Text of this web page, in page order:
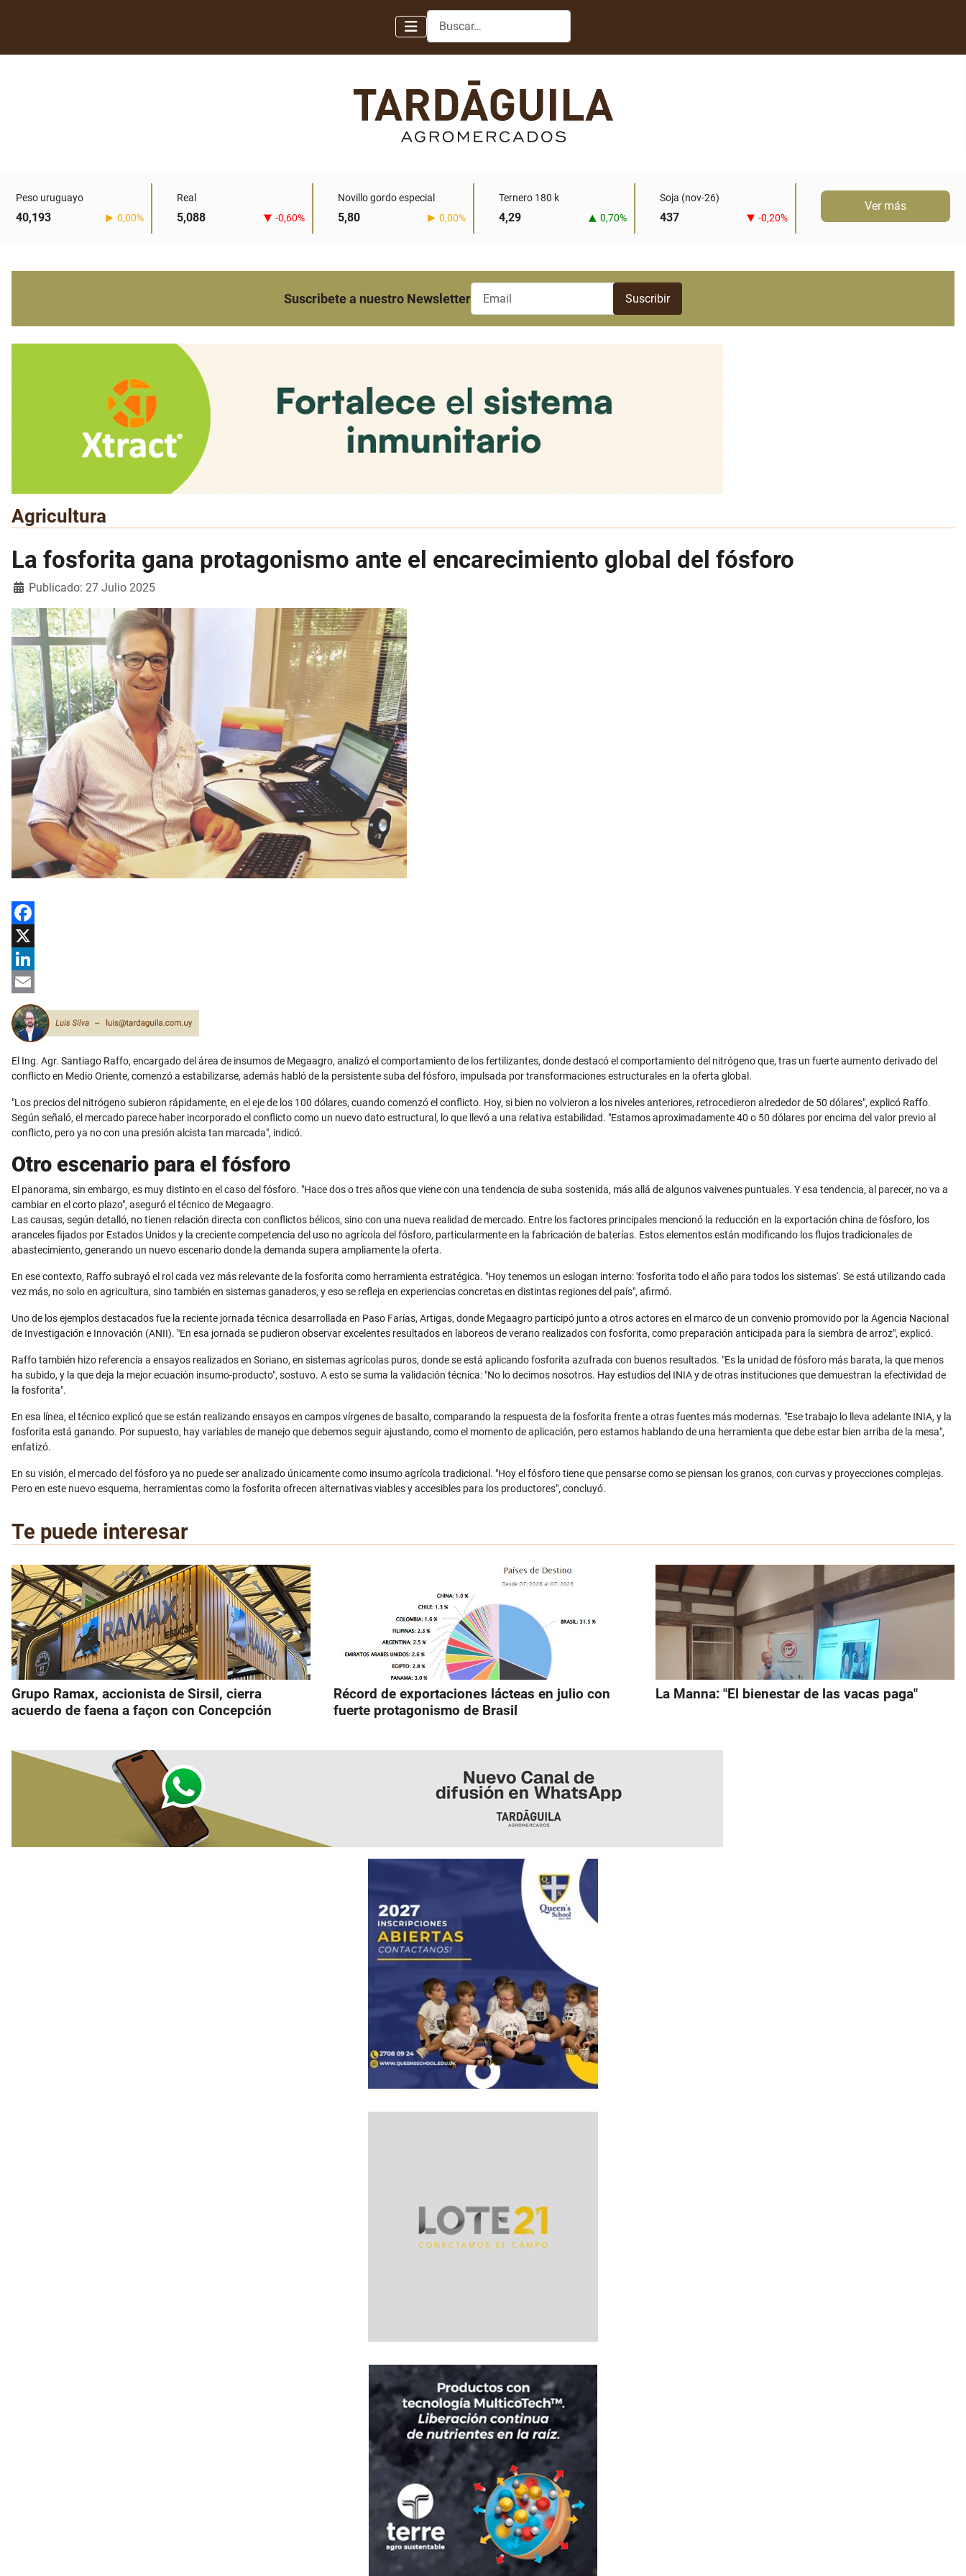
Buscar
Peso uruguayo
40,193 0,00%
Real
5,088 -0,60%
Novillo gordo especial
5,80 0,00%
Ternero 180 k
4,29 0,70%
Soja (nov-26)
437 -0,20%
Ver más
Suscribete a nuestro Newsletter
Agricultura
La fosforita gana protagonismo ante el encarecimiento global del fósforo
Detalles
Publicado: 27 Julio 2025
Facebook
X
LinkedIn
Email
El Ing. Agr. Santiago Raffo, encargado del área de insumos de Megaagro, analizó el comportamiento de los fertilizantes, donde destacó el comportamiento del nitrógeno que, tras un fuerte aumento derivado del
conflicto en Medio Oriente, comenzó a estabilizarse, además habló de la persistente suba del fósforo, impulsada por transformaciones estructurales en la oferta global.
"Los precios del nitrógeno subieron rápidamente, en el eje de los 100 dólares, cuando comenzó el conflicto. Hoy, si bien no volvieron a los niveles anteriores, retrocedieron alrededor de 50 dólares", explicó Raffo.
Según señaló, el mercado parece haber incorporado el conflicto como un nuevo dato estructural, lo que llevó a una relativa estabilidad. "Estamos aproximadamente 40 o 50 dólares por encima del valor previo al
conflicto, pero ya no con una presión alcista tan marcada", indicó.
Otro escenario para el fósforo
El panorama, sin embargo, es muy distinto en el caso del fósforo. "Hace dos o tres años que viene con una tendencia de suba sostenida, más allá de algunos vaivenes puntuales. Y esa tendencia, al parecer, no va a
cambiar en el corto plazo", aseguró el técnico de Megaagro.
Las causas, según detalló, no tienen relación directa con conflictos bélicos, sino con una nueva realidad de mercado. Entre los factores principales mencionó la reducción en la exportación china de fósforo, los
aranceles fijados por Estados Unidos y la creciente competencia del uso no agrícola del fósforo, particularmente en la fabricación de baterías. Estos elementos están modificando los flujos tradicionales de
abastecimiento, generando un nuevo escenario donde la demanda supera ampliamente la oferta.
En ese contexto, Raffo subrayó el rol cada vez más relevante de la fosforita como herramienta estratégica. "Hoy tenemos un eslogan interno: 'fosforita todo el año para todos los sistemas'. Se está utilizando cada
vez más, no solo en agricultura, sino también en sistemas ganaderos, y eso se refleja en experiencias concretas en distintas regiones del país", afirmó.
Uno de los ejemplos destacados fue la reciente jornada técnica desarrollada en Paso Farías, Artigas, donde Megaagro participó junto a otros actores en el marco de un convenio promovido por la Agencia Nacional
de Investigación e Innovación (ANII). "En esa jornada se pudieron observar excelentes resultados en laboreos de verano realizados con fosforita, como preparación anticipada para la siembra de arroz", explicó.
Raffo también hizo referencia a ensayos realizados en Soriano, en sistemas agrícolas puros, donde se está aplicando fosforita azufrada con buenos resultados. "Es la unidad de fósforo más barata, la que menos
ha subido, y la que deja la mejor ecuación insumo-producto", sostuvo. A esto se suma la validación técnica: "No lo decimos nosotros. Hay estudios del INIA y de otras instituciones que demuestran la efectividad de
la fosforita".
En esa línea, el técnico explicó que se están realizando ensayos en campos vírgenes de basalto, comparando la respuesta de la fosforita frente a otras fuentes más modernas. "Ese trabajo lo lleva adelante INIA, y la
fosforita está ganando. Por supuesto, hay variables de manejo que debemos seguir ajustando, como el momento de aplicación, pero estamos hablando de una herramienta que debe estar bien arriba de la mesa",
enfatizó.
En su visión, el mercado del fósforo ya no puede ser analizado únicamente como insumo agrícola tradicional. "Hoy el fósforo tiene que pensarse como se piensan los granos, con curvas y proyecciones complejas.
Pero en este nuevo esquema, herramientas como la fosforita ofrecen alternativas viables y accesibles para los productores", concluyó.
Te puede interesar
Grupo Ramax, accionista de Sirsil, cierra
acuerdo de faena a façon con Concepción
Récord de exportaciones lácteas en julio con
fuerte protagonismo de Brasil
La Manna: "El bienestar de las vacas paga"